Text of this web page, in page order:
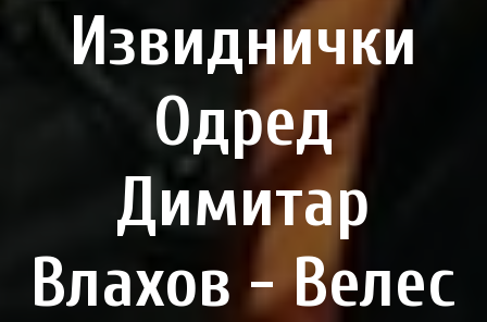
Извиднички
Одред
Димитар
Влахов - Велес